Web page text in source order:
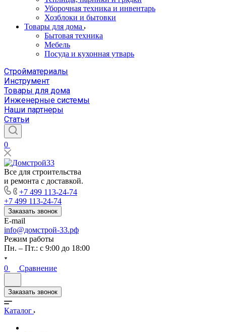
Уборочная техника и инвентарь
Хозблоки и бытовки
Товары для дома
Бытовая техника
Мебель
Посуда и кухонная утварь
Стройматериалы
Инструмент
Товары для дома
Инженерные системы
Наши партнеры
Статьи
0
Все для строительства
и ремонта с доставкой.
+7 499 113-24-74
+7 499 113-24-74
Заказать звонок
E-mail
info@домстрой-33.рф
Режим работы
Пн. – Пт.: с 9:00 до 18:00
0 Сравнение
Заказать звонок
Каталог